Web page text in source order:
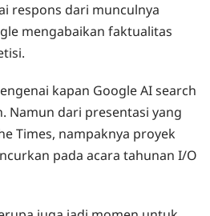
respons dari munculnya
mengabaikan faktualitas
kapan Google AI search
Namun dari presentasi yang
Times, nampaknya proyek
pada acara tahunan I/O